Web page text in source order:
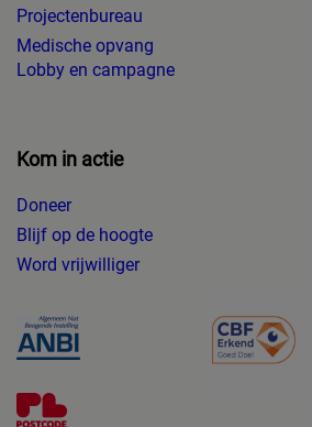
Projectenbureau
Medische opvang
Lobby en campagne
Kom in actie
Doneer
Blijf op de hoogte
Word vrijwilliger